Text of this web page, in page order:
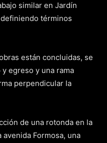
similar en Jardín
términos
están concluidas, se
egreso y una rama
perpendicular la
de una rotonda en la
Formosa, una